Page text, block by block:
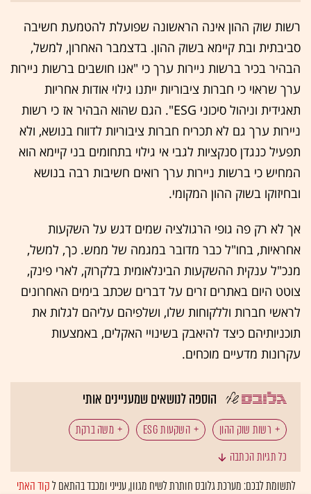
רשות שוק ההון אינה הראשונה שפועלת להטמעת חשיבה
סביבתית ובת קיימא בשוק ההון. בדצמבר האחרון, למשל,
הבהיר בכיר ברשות ניירות ערך כי "אנו חושבים ברשות ניירות
ערך שראוי כי חברות ציבוריות ייתנו גילוי אודות אחריות
תאגידית וניהול סיכוני ESG". הגם שהוא הבהיר אז כי רשות
ניירות ערך גם לא תכריח חברות ציבוריות לדווח בנושא, ולא
תפעיל כנגדן סנקציות לגבי אי גילוי בתחומים בני קיימא הוא
המחיש כי ברשות ניירות ערך רואים חשיבות רבה בנושא
ובחיזוקו בשוק ההון המקומי.
אך לא רק פה גופי הרגולציה שמים דגש על השקעות
אחראיות, בחו"ל כבר מדובר במגמה של ממש. כך, למשל,
מנכ"ל ענקית ההשקעות הבינלאומית בלקרוק, לארי פינק,
צוטט היום באתרים זרים על דברים שכתב בימים האחרונים
לראשי חברות וללקוחות שלו, ושלפיהם עליהם לגלות את
תוכניותיהם כיצד להיאבק בשינויי האקלים, באמצעות
עקרונות מדעיים מוכחים.
הוספה לנושאים שמעניינים אותי
רשות שוק ההון השקעות ESG משה ברקת
משקיעים מוסדיים
כל תגיות הכתבה
לתשומת לבכם: מערכת גלובס חותרת לשיח מגוון, ענייני ומכבד בהתאם לקוד האתי